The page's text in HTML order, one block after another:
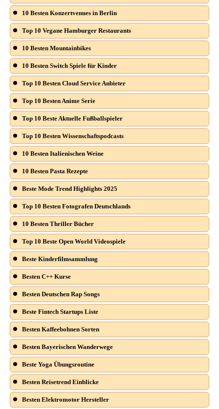
10 Besten Konzertvenues in Berlin
Top 10 Vegane Hamburger Restaurants
10 Besten Mountainbikes
10 Besten Switch Spiele für Kinder
Top 10 Besten Cloud Service Anbieter
Top 10 Besten Anime Serie
Top 10 Beste Aktuelle Fußballspieler
Top 10 Besten Wissenschaftspodcasts
10 Besten Italienischen Weine
10 Besten Pasta Rezepte
Beste Mode Trend Highlights 2025
Top 10 Besten Fotografen Deutschlands
10 Besten Thriller Bücher
Top 10 Beste Open World Videospiele
Beste Kinderfilmsammlung
Besten C++ Kurse
Besten Deutschen Rap Songs
Beste Fintech Startups Liste
Besten Kaffeebohnen Sorten
Besten Bayerischen Wanderwege
Beste Yoga Übungsroutine
Besten Reisetrend Einblicke
Besten Elektromotor Hersteller